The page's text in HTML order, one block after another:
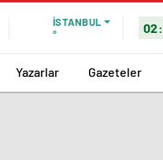
İSTANBUL
°
Yazarlar Gazeteler